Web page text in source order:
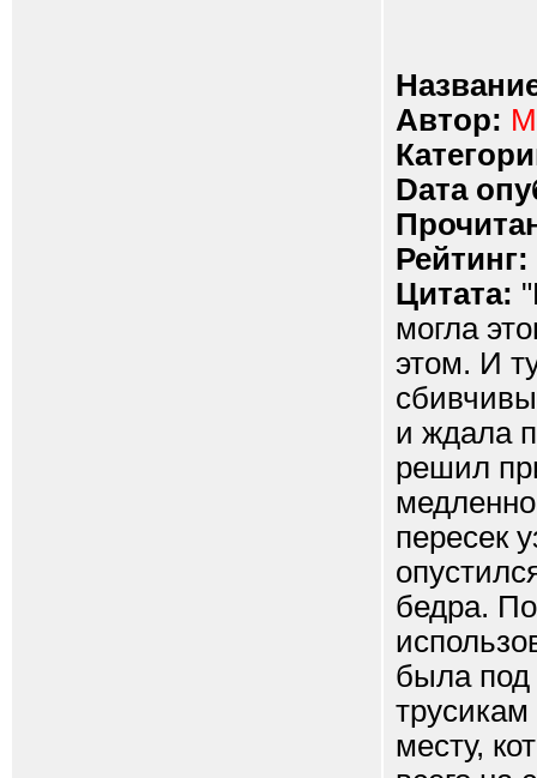
Автор:
Dата
Рейтинг:
Цитата:
могла
этом. И
и ждала
решил
пересек
бедра.
была под
месту,